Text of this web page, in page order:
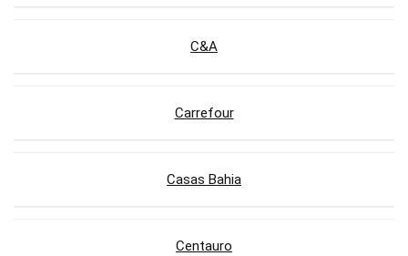
C&A
Carrefour
Casas Bahia
Centauro